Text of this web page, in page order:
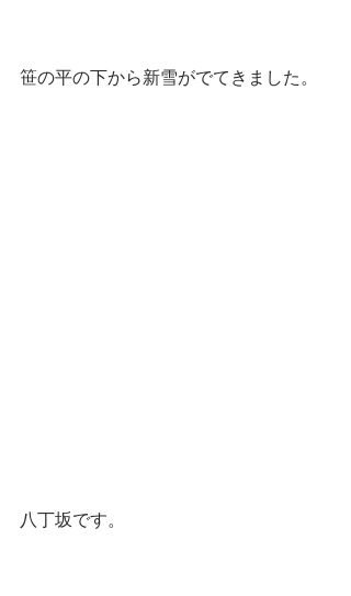
笹の平の下から新雪がでてきました。
八丁坂です。